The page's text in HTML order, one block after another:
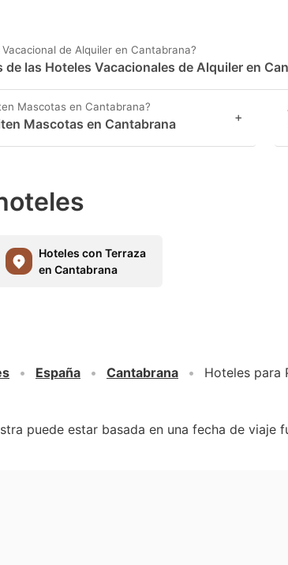
de Alquiler en Cantabrana?
las Hoteles Vacacionales de Alquiler en
Mascotas en Cantabrana?
Mascotas en Cantabrana +
Hoteles con Terraza
en Cantabrana
España Cantabrana Hoteles para
puede estar basada en una fecha de